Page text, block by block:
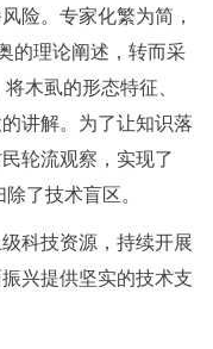
险。专家化繁为简，
的理论阐述，转而采
木虱的形态特征、
讲解。为了让知识落
轮流观察，实现了
了技术盲区。
科技资源，持续开展
兴提供坚实的技术支